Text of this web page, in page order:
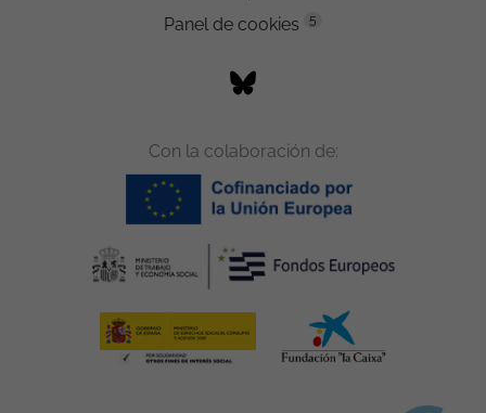
Panel de cookies
5
Con la colaboración de: